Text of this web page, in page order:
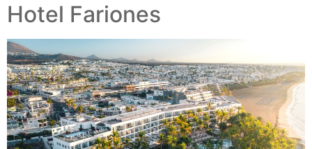
Hotel Fariones